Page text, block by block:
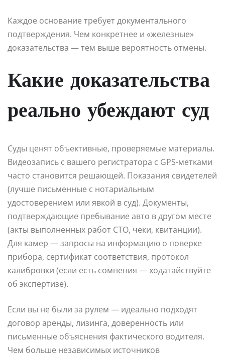
Каждое основание требует документального
подтверждения. Чем конкретнее и «железные»
доказательства — тем выше вероятность отмены.
Какие доказательства
реально убеждают суд
Суды ценят объективные, проверяемые материалы.
Видеозапись с вашего регистратора с GPS-метками
часто становится решающей. Показания свидетелей
(лучше письменные с нотариальным
удостоверением или явкой в суд). Документы,
подтверждающие пребывание авто в другом месте
(акты выполненных работ СТО, чеки, квитанции).
Для камер — запросы на информацию о поверке
прибора, сертификат соответствия, протокол
калибровки (если есть сомнения — ходатайствуйте
об экспертизе).
Если вы не были за рулем — идеально подходят
договор аренды, лизинга, доверенность или
письменные объяснения фактического водителя.
Чем больше независимых источников